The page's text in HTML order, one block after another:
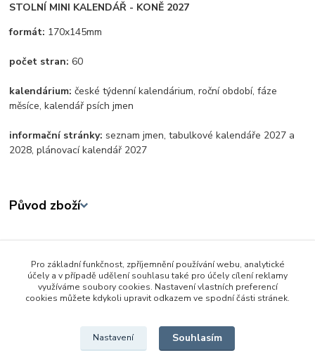
STOLNÍ MINI KALENDÁŘ - KONĚ 2027
formát: 170x145mm
počet stran: 60
kalendárium: české týdenní kalendárium, roční období, fáze
měsíce, kalendář psích jmen
informační stránky: seznam jmen, tabulkové kalendáře 2027 a
2028, plánovací kalendář 2027
Původ zboží
Zboží zařazeno v kategoriích
Škola a kancelář
Kalendáře a diáře
Pro základní funkčnost, zpříjemnění používání webu, analytické
účely a v případě udělení souhlasu také pro účely cílení reklamy
využíváme soubory cookies. Nastavení vlastních preferencí
cookies můžete kdykoli upravit odkazem ve spodní části stránek.
Nastavení Souhlasím